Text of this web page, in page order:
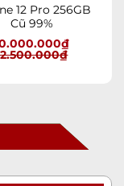
12 Pro 256GB
Cũ 99%
₫
₫